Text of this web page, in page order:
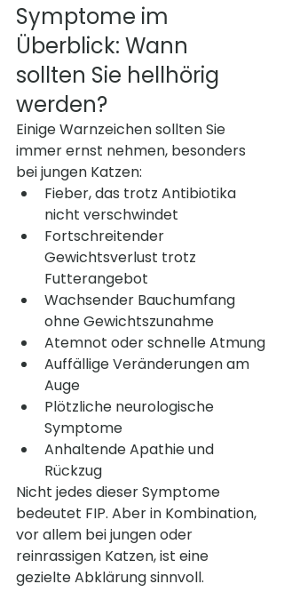
Symptome im
Überblick: Wann
sollten Sie hellhörig
werden?
Einige Warnzeichen sollten Sie
immer ernst nehmen, besonders
bei jungen Katzen:
Fieber, das trotz Antibiotika
nicht verschwindet
Fortschreitender
Gewichtsverlust trotz
Futterangebot
Wachsender Bauchumfang
ohne Gewichtszunahme
Atemnot oder schnelle Atmung
Auffällige Veränderungen am
Auge
Plötzliche neurologische
Symptome
Anhaltende Apathie und
Rückzug
Nicht jedes dieser Symptome
bedeutet FIP. Aber in Kombination,
vor allem bei jungen oder
reinrassigen Katzen, ist eine
gezielte Abklärung sinnvoll.